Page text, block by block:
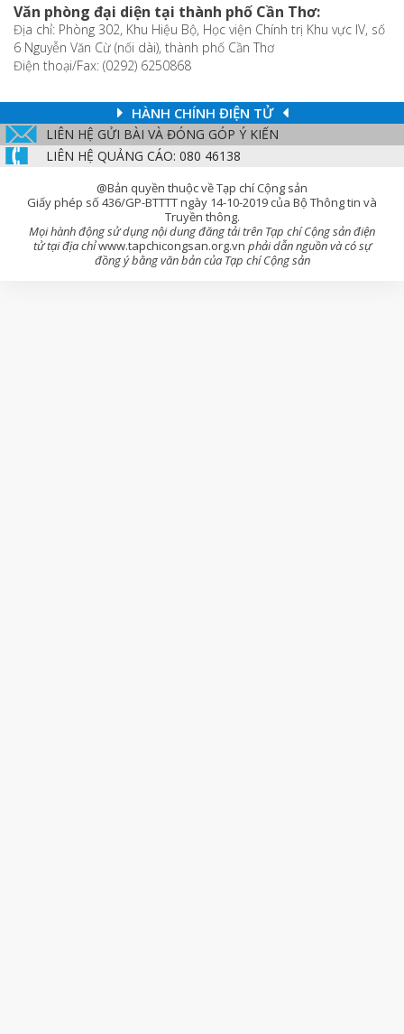
Văn phòng đại diện tại thành phố Cần Thơ:
Địa chỉ: Phòng 302, Khu Hiệu Bộ, Học viện Chính trị Khu vực IV, số
6 Nguyễn Văn Cừ (nối dài), thành phố Cần Thơ
Điện thoại/Fax: (0292) 6250868
HÀNH CHÍNH ĐIỆN TỬ
LIÊN HỆ GỬI BÀI VÀ ĐÓNG GÓP Ý KIẾN
LIÊN HỆ QUẢNG CÁO: 080 46138
@Bản quyền thuộc về Tạp chí Cộng sản
Giấy phép số 436/GP-BTTTT ngày 14-10-2019 của Bộ Thông tin và
Truyền thông.
Mọi hành động sử dụng nội dung đăng tải trên Tạp chí Cộng sản điện
tử tại địa chỉwww.tapchicongsan.org.vn phải dẫn nguồn và có sự
đồng ý bằng văn bản của Tạp chí Cộng sản